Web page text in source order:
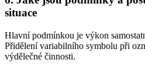
situace
Hlavní podmínkou je výkon
Přidělení variabilního symbolu při
výdělečné činnosti.